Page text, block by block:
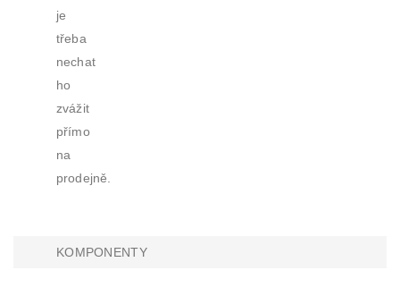
je
třeba
nechat
ho
zvážit
přímo
na
prodejně.
KOMPONENTY